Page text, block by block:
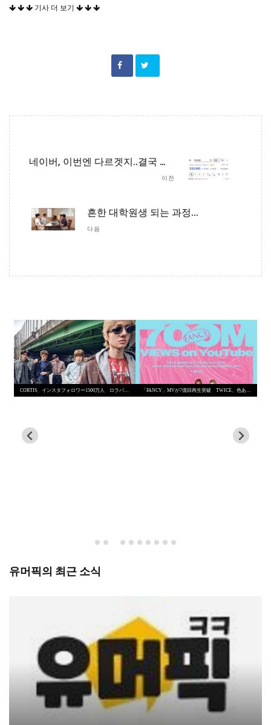
기사 더 보기
네이버, 이번엔 다르겟지..결국 제자리
이전
흔한 대학원생 되는 과정...
다음
유머픽의 최근 소식